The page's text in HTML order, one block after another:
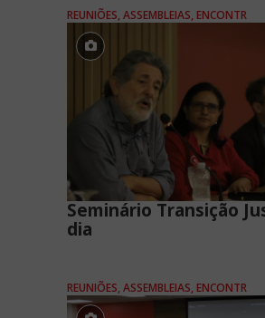
REUNIÕES, ASSEMBLEIAS, ENCONTR
Seminário Transição
dia
REUNIÕES, ASSEMBLEIAS, ENCONTR